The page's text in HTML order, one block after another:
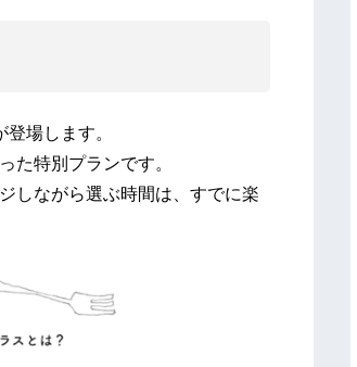
場します。
た特別プランです。
しながら選ぶ時間は、すでに楽